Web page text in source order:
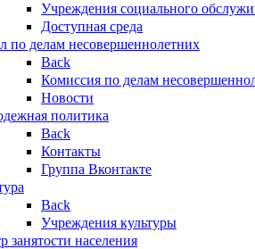
Учреждения социального
Доступная среда
по делам несовершеннолетних
Back
Комиссия по делам
Новости
политика
Back
Контакты
Группа Вконтакте
Back
Учреждения культуры
занятости населения